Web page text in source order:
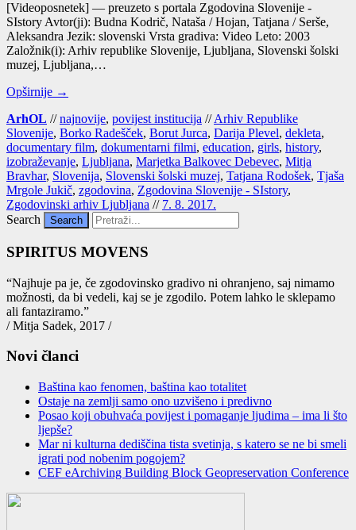
[Videoposnetek] — pre­uze­to s por­ta­la Zgodovina Slovenije -
SIstory Avtor(ji): Bud­na Kodrič, Nata­ša / Hojan, Tatja­na / Ser­še,
Alek­san­dra Jezik: slo­ven­ski Vrsta gra­di­va: Video Leto: 2003
Založnik(i): Arhiv repu­bli­ke Slo­ve­ni­je, Ljub­lja­na, Slo­ven­ski šol­ski
muzej, Ljub­lja­na,…
Opširnije →
ArhOL // najnovije, povijest institucija // Arhiv Republike
Slovenije, Borko Radešček, Borut Jurca, Darija Plevel, dekleta,
documentary film, dokumentarni filmi, education, girls, history,
izobraževanje, Ljubljana, Marjetka Balkovec Debevec, Mitja
Bravhar, Slovenija, Slovenski šolski muzej, Tatjana Rodošek, Tjaša
Mrgole Jukič, zgodovina, Zgodovina Slovenije - SIstory,
Zgodovinski arhiv Ljubljana // 7. 8. 2017.
Search
SPIRITUS MOVENS
“Naj­hu­je pa je, če zgo­do­vin­sko gra­di­vo ni ohra­nje­no, saj nima­mo
mož­nos­ti, da bi vede­li, kaj se je zgo­di­lo. Potem lah­ko le skle­pa­mo
ali fan­ta­zi­ra­mo.”
/ Mitja Sadek, 2017 /
Novi članci
Baština kao fenomen, baština kao totalitet
Ostaje na zemlјi samo ono uzvišeno i predivno
Posao koji obuhvaća povijest i pomaganje ljudima – ima li što
ljepše?
Mar ni kulturna dediščina tista svetinja, s katero se ne bi smeli
igrati pod nobenim pogojem?
CEF eArchiving Building Block Geopreservation Conference